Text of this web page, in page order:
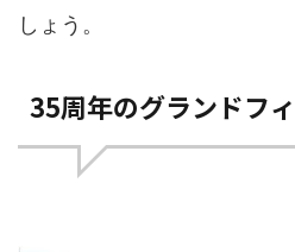
しょう。
35周年のグランドフ